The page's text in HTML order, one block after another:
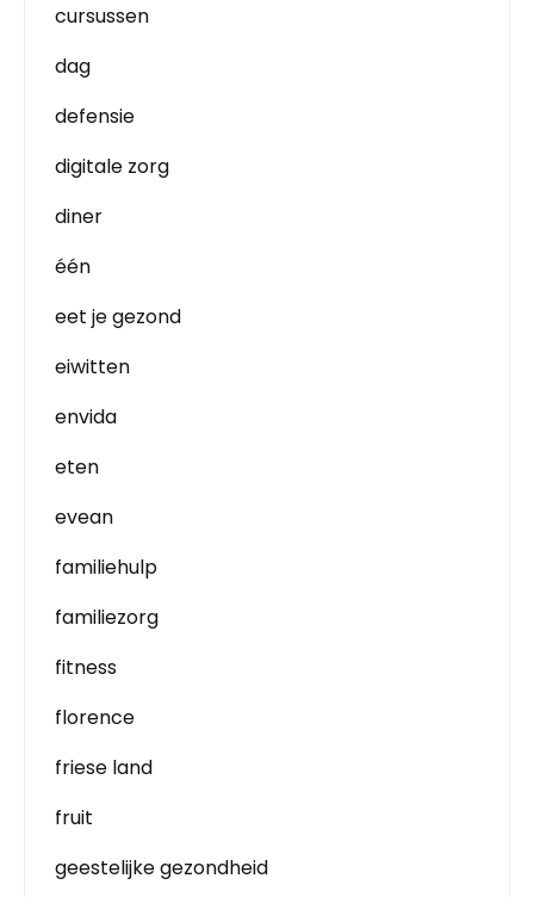
cursussen
dag
defensie
digitale zorg
diner
één
eet je gezond
eiwitten
envida
eten
evean
familiehulp
familiezorg
fitness
florence
friese land
fruit
geestelijke gezondheid